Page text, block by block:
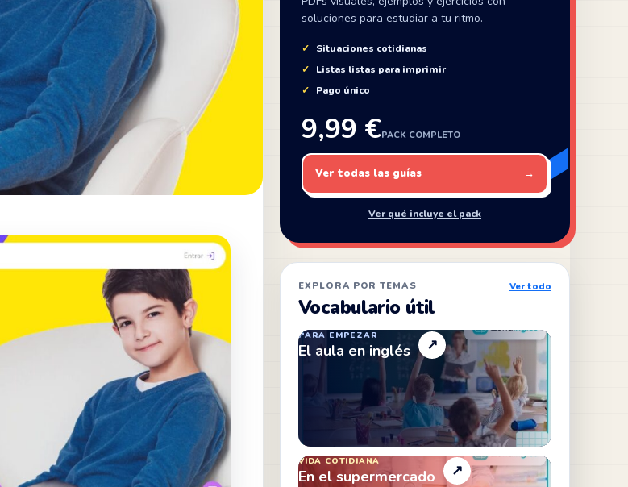
soluciones para estudiar a tu ritmo.
Situaciones cotidianas
Listas listas para imprimir
Pago único
9,99 €PACK COMPLETO
Ver todas las guías →
Ver qué incluye el pack
EXPLORA POR TEMAS
Vocabulario útil
Ver todo
PARA EMPEZAR
El aula en inglés ↗
VIDA COTIDIANA
En el supermercado ↗